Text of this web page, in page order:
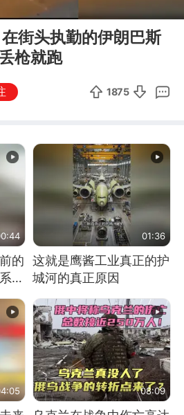
街头执勤的伊朗巴斯
枪就跑
1875
的
统
01:36
这就是鹰酱工业真正的护
城河的真正原因
08:09